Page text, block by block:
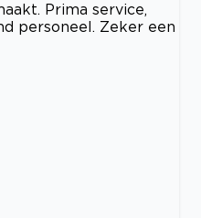
Prima service,
personeel. Zeker een